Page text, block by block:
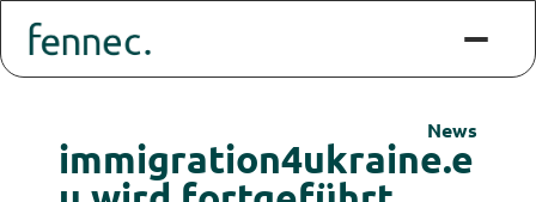
News
immigration4ukraine.e